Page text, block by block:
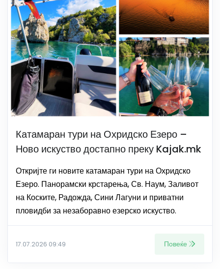
Катамаран тури на Охридско Езеро –
Ново искуство достапно преку Kajak.mk
Откријте ги новите катамаран тури на Охридско
Езеро. Панорамски крстарења, Св. Наум, Заливот
на Коските, Радожда, Сини Лагуни и приватни
пловидби за незаборавно езерско искуство.
17.07.2026 09:49 Повеќе